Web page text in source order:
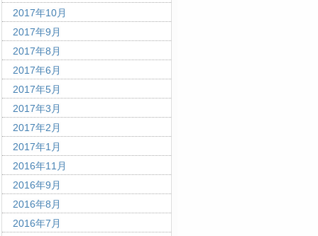
2017年10月
2017年9月
2017年8月
2017年6月
2017年5月
2017年3月
2017年2月
2017年1月
2016年11月
2016年9月
2016年8月
2016年7月